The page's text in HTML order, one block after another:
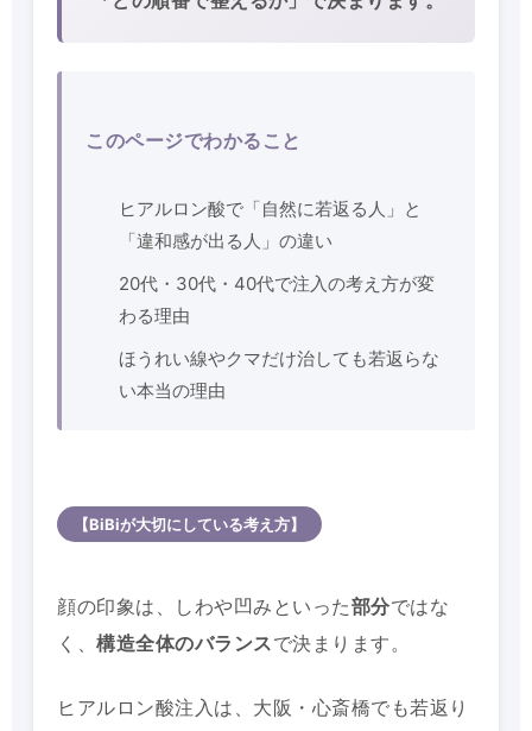
このページでわかること
ヒアルロン酸で「自然に若返る人」と
「違和感が出る人」の違い
20代・30代・40代で注入の考え方が変
わる理由
ほうれい線やクマだけ治しても若返らな
い本当の理由
【BiBiが大切にしている考え方】
顔の印象は、しわや凹みといった部分ではな
く、構造全体のバランスで決まります。
ヒアルロン酸注入は、大阪・心斎橋でも若返り